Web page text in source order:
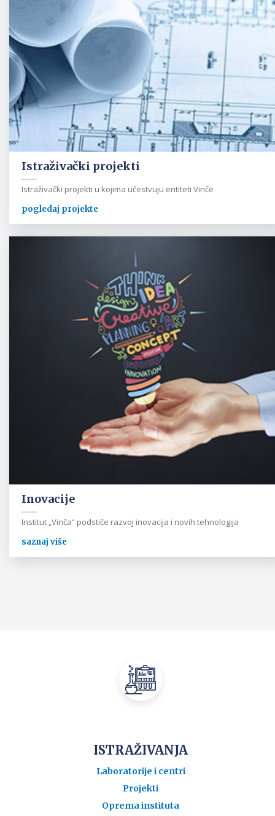
Istraživački projekti
Istraživački projekti u kojima učestvuju entiteti Vinče
pogledaj projekte
Inovacije
Institut „Vinča“ podstiče razvoj inovacija i novih tehnologija
saznaj više
ISTRAŽIVANJA
Laboratorije i centri
Projekti
Oprema instituta